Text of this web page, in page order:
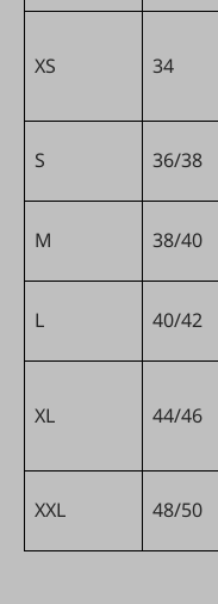
XS 34
S 36/38
M 38/40
L 40/42
XL 44/46
XXL 48/50